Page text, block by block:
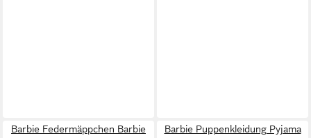
Barbie Federmäppchen Barbie
Barbie Puppenkleidung Pyjama